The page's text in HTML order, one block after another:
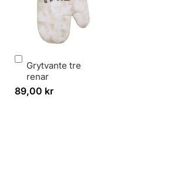
Grytvante tre
renar
89,00 kr
varukorg